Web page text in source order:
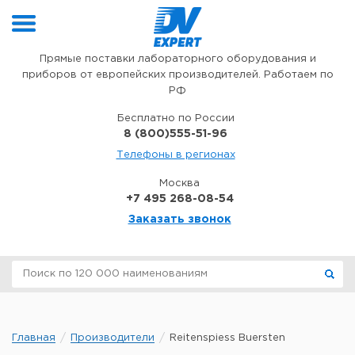
Прямые поставки лабораторного оборудования и
приборов от европейских производителей. Работаем по
РФ
Бесплатно по России
8 (800)555-51-96
Телефоны в регионах
Москва
+7 495 268-08-54
Заказать звонок
Главная Производители Reitenspiess Buersten